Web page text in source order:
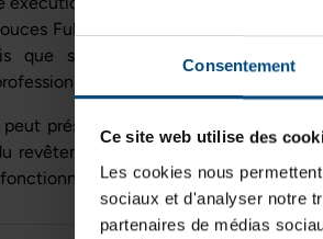
Consentement
Ce site web utilise des
Les cookies nous
sociaux et d'analyser notre
partenaires de médias
Full HD antireflet assure un
que sa connectique moderne
présenter des traces d'usure
revêtement. Ces défauts sont